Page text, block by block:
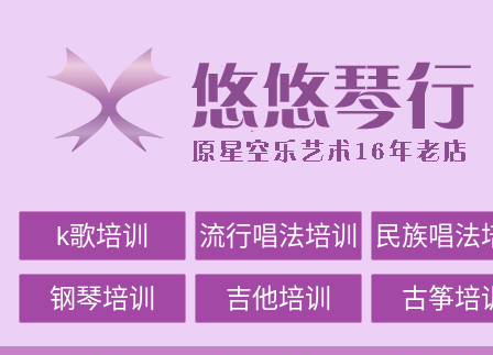
k歌培训 流行唱法培训 民族唱法
钢琴培训 吉他培训 古筝培